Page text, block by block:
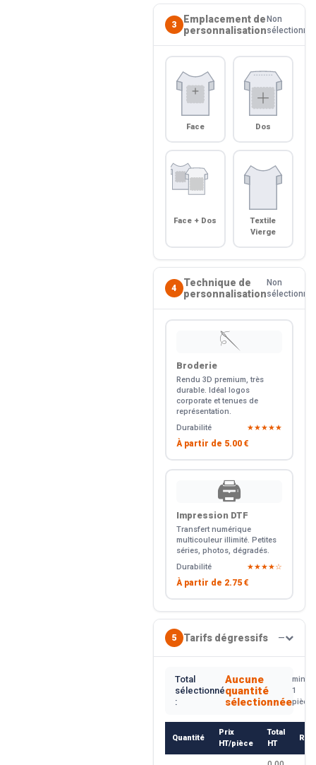
3
Emplacement de
personnalisation
Non
sélectionné
Face Dos
Face + Dos
Textile
Vierge
4
Technique de
personnalisation
Non
sélectionné
🪡
Broderie
Rendu 3D premium, très
durable. Idéal logos
corporate et tenues de
représentation.
Durabilité
★★★★★
À partir de 5.00 €
🖨️
Impression DTF
Transfert numérique
multicouleur illimité. Petites
séries, photos, dégradés.
Durabilité
★★★★☆
À partir de 2.75 €
5 Tarifs dégressifs —
Total
sélectionné
:
Aucune
quantité
sélectionnée
min.
1
pièce
Quantité
Prix
HT/pièce
Total
HT